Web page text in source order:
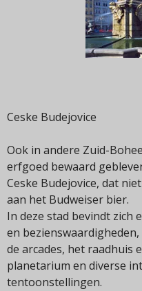
Ceske Budejovice
Ook in andere Zuid-
erfgoed bewaard
Ceske Budejovice, dat
aan het Budweiser bier.
In deze stad bevindt zich
en
de arcades, het raadhuis
planetarium en diverse
tentoonstellingen.